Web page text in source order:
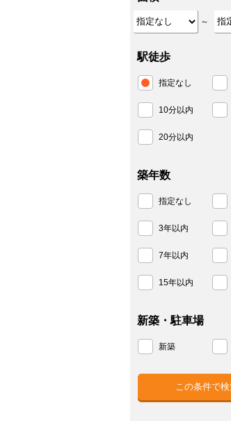
～
駅徒歩
指定なし
10分以内
20分以内
築年数
指定なし
3年以内
7年以内
15年以内
新築・駐車場
新築